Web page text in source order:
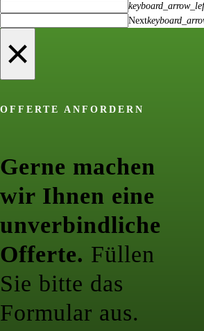
Next
×
OFFERTE ANFORDERN
Gerne machen
wir Ihnen eine
unverbindliche
Offerte. Füllen
Sie bitte das
Formular aus.